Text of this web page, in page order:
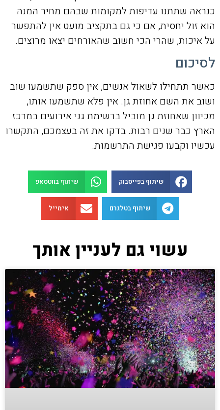
כנראה שתתנו עדיפות למקומות שבהם מחיר המנה
הוא זול יחסית, אם כי גם בתקציב מועט אין להתפשר
על איכות, שהרי הכי חשוב שהאורחים יצאו מרוצים.
לסיכום
כאשר תתחילו לשאול אנשים, אין ספק שתשמעו שוב
ושוב את השם אחוזת גן. אין פלא שתשמעו אותו,
מכיוון שאחוזת גן מוביל ברשימת גני אירועים במרכז
הארץ כבר שנים רבות. בדקו את זה בעצמכם, התקשרו
עכשיו וקבעו פגישת התרשמות.
שיתוף בפייסבוק שיתוף בווטסאפ
שיתוף בטלגרם אימייל
עשוי גם לעניין אותך